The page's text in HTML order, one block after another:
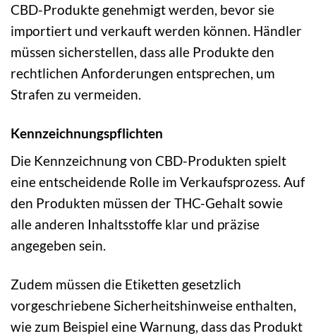
CBD-Produkte genehmigt werden, bevor sie
importiert und verkauft werden können. Händler
müssen sicherstellen, dass alle Produkte den
rechtlichen Anforderungen entsprechen, um
Strafen zu vermeiden.
Kennzeichnungspflichten
Die Kennzeichnung von CBD-Produkten spielt
eine entscheidende Rolle im Verkaufsprozess. Auf
den Produkten müssen der THC-Gehalt sowie
alle anderen Inhaltsstoffe klar und präzise
angegeben sein.
Zudem müssen die Etiketten gesetzlich
vorgeschriebene Sicherheitshinweise enthalten,
wie zum Beispiel eine Warnung, dass das Produkt